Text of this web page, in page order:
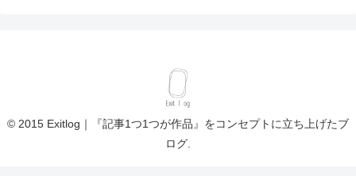
© 2015 Exitlog｜『記事1つ1つが作品』をコンセプトに立ち上げたブ
ログ.